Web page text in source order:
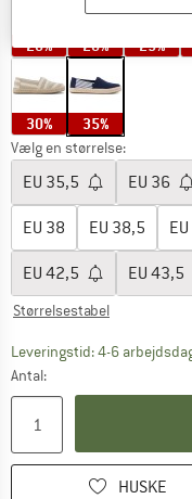
20% 20% 25%
30% 35%
Vælg en størrelse:
EU 35,5 EU 36
EU 38 EU 38,5 EU
EU 42,5 EU 43,5
Størrelsestabel
Leveringstid: 4-6
Antal:
HUSKE